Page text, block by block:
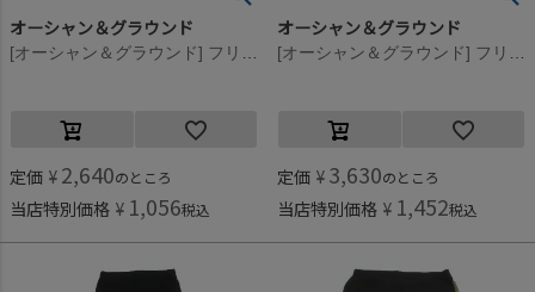
オーシャン＆グラウンド
[オーシャン＆グラウンド] フリルパンツ ブラウン(BR)
定価 ¥ 2,640のところ
当店特別価格 ¥ 1,056税込
オーシャン＆グラウンド
[オーシャン＆グラウンド] フリルパンツ ブラック(BK)
定価 ¥ 3,630のところ
当店特別価格 ¥ 1,452税込